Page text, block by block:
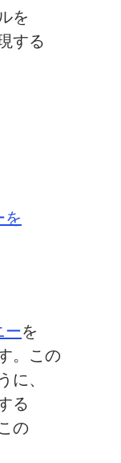
を
する
を
ーを
。 この
に、
る
の